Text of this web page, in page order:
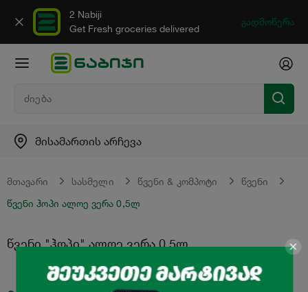
2 Nabiji
Get Fresh groceries delivered
გადმოწერა
მისამართის არჩევა
მთავარი სასმელი წვენი & კომპოტი
წვენი
წვენი ჰოპი ალოე ვერა 0,5ლ
წვენი "ჰოპი" ალოე ვერა 0,5ლ